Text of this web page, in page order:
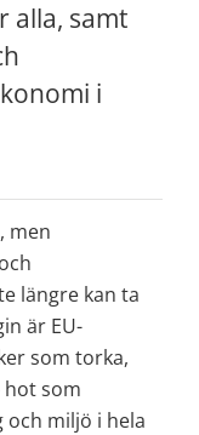
alla, samt
i
men
längre kan ta
är EU-
som torka,
som
och miljö i hela